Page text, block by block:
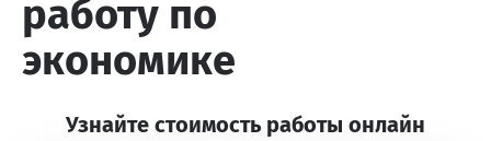
работу по
экономике
Узнайте стоимость работы онлайн